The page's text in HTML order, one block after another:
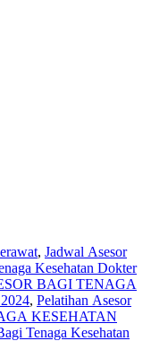
, Jadwal Asesor
Kesehatan Dokter
BAGI TENAGA
, Pelatihan Asesor
KESEHATAN
Tenaga Kesehatan